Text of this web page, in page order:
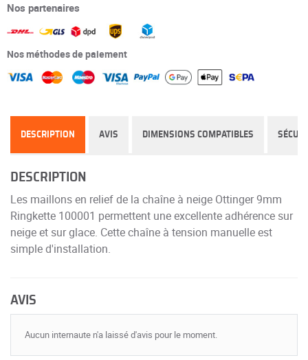
Nos partenaires
Nos méthodes de paiement
DESCRIPTION AVIS DIMENSIONS COMPATIBLES
DESCRIPTION
Les maillons en relief de la chaîne à neige Ottinger 9mm
Ringkette 100001 permettent une excellente adhérence sur
neige et sur glace. Cette chaîne à tension manuelle est
simple d'installation.
AVIS
Aucun internaute n'a laissé d'avis pour le moment.